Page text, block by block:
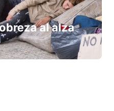
al alza